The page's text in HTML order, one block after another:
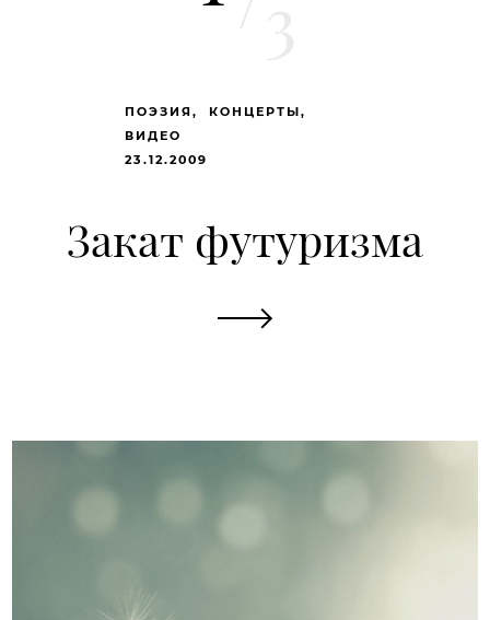
ПОЭЗИЯ
КОНЦЕРТЫ
ВИДЕО
23.12.2009
Закат футуризма